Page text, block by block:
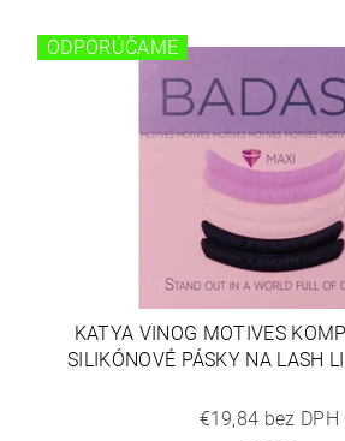
ODPORÚČAME
KATYA VINOG MOTIVES
SILIKÓNOVÉ PÁSKY NA LASH
€19,84 bez DPH